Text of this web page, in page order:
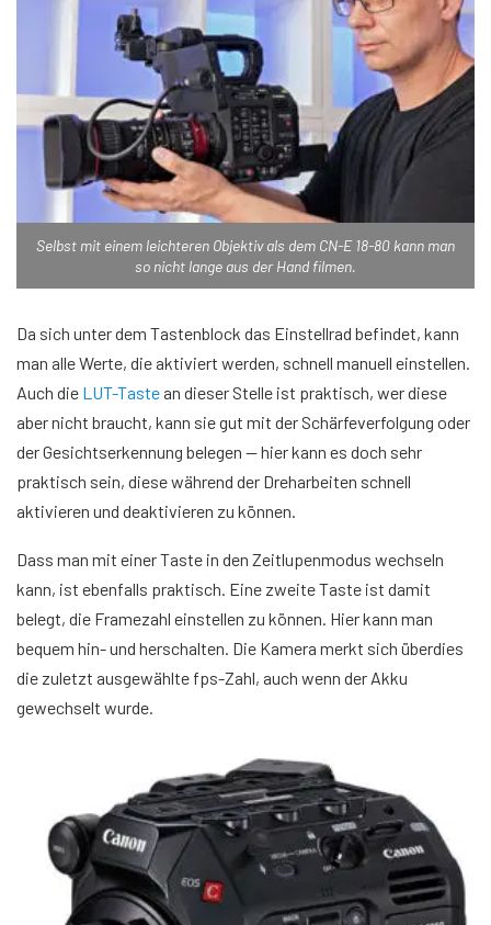
Selbst mit einem leichteren Objektiv als dem CN-E 18-80 kann man
so nicht lange aus der Hand filmen.
Da sich unter dem Tastenblock das Einstellrad befindet, kann
man alle Werte, die aktiviert werden, schnell manuell einstellen.
Auch die LUT-Taste an dieser Stelle ist praktisch, wer diese
aber nicht braucht, kann sie gut mit der Schärfeverfolgung oder
der Gesichtserkennung belegen — hier kann es doch sehr
praktisch sein, diese während der Dreharbeiten schnell
aktivieren und deaktivieren zu können.
Dass man mit einer Taste in den Zeitlupenmodus wechseln
kann, ist ebenfalls praktisch. Eine zweite Taste ist damit
belegt, die Framezahl einstellen zu können. Hier kann man
bequem hin- und herschalten. Die Kamera merkt sich überdies
die zuletzt ausgewählte fps-Zahl, auch wenn der Akku
gewechselt wurde.